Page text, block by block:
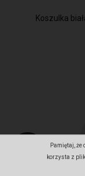
Koszulka
Pamiętaj, że
korzysta z